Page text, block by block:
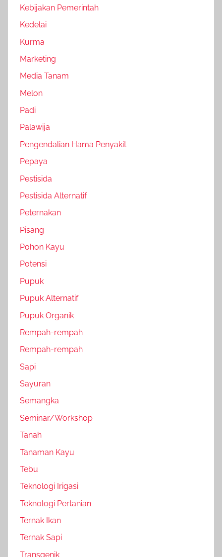
Kebijakan Pemerintah
Kedelai
Kurma
Marketing
Media Tanam
Melon
Padi
Palawija
Pengendalian Hama Penyakit
Pepaya
Pestisida
Pestisida Alternatif
Peternakan
Pisang
Pohon Kayu
Potensi
Pupuk
Pupuk Alternatif
Pupuk Organik
Rempah-rempah
Rempah-rempah
Sapi
Sayuran
Semangka
Seminar/Workshop
Tanah
Tanaman Kayu
Tebu
Teknologi Irigasi
Teknologi Pertanian
Ternak Ikan
Ternak Sapi
Transgenik